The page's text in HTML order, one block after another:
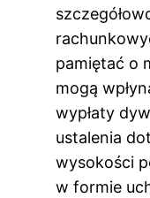
pamiętać o
mogą
wypłaty
ustalenia
wysokości
w formie